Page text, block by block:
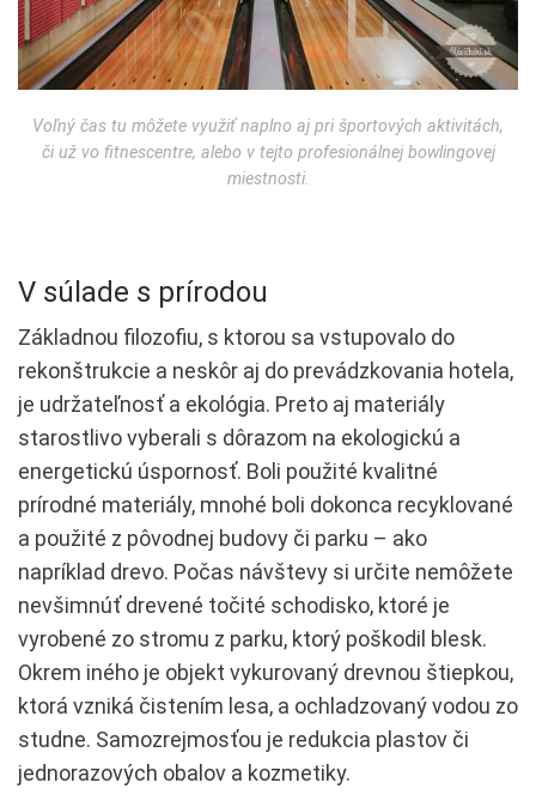
Voľný čas tu môžete využiť naplno aj pri športových aktivitách,
či už vo fitnescentre, alebo v tejto profesionálnej bowlingovej
miestnosti.
V súlade s prírodou
Základnou filozofiu, s ktorou sa vstupovalo do
rekonštrukcie a neskôr aj do prevádzkovania hotela,
je udržateľnosť a ekológia. Preto aj materiály
starostlivo vyberali s dôrazom na ekologickú a
energetickú úspornosť. Boli použité kvalitné
prírodné materiály, mnohé boli dokonca recyklované
a použité z pôvodnej budovy či parku – ako
napríklad drevo. Počas návštevy si určite nemôžete
nevšimnúť drevené točité schodisko, ktoré je
vyrobené zo stromu z parku, ktorý poškodil blesk.
Okrem iného je objekt vykurovaný drevnou štiepkou,
ktorá vzniká čistením lesa, a ochladzovaný vodou zo
studne. Samozrejmosťou je redukcia plastov či
jednorazových obalov a kozmetiky.